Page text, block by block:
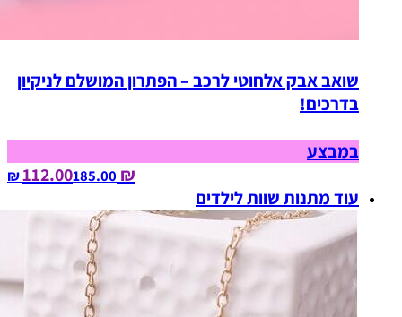
שואב אבק אלחוטי לרכב – הפתרון המושלם לניקיון
בדרכים!
במבצע
₪ 112.00
185.00‏ ₪
עוד מתנות שוות לילדים